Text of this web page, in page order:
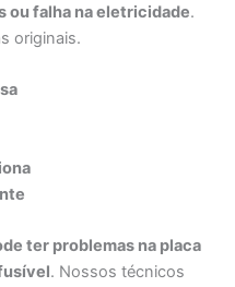
ou falha na eletricidade.
originais.
ter problemas na placa
. Nossos técnicos